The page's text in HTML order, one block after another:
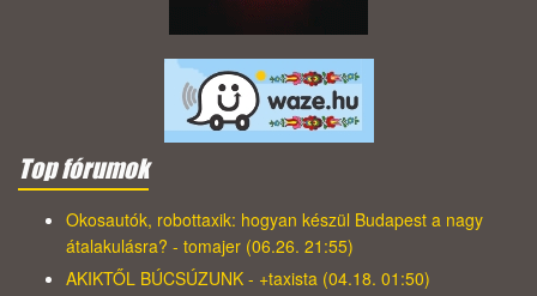
Top fórumok
Okosautók, robottaxik: hogyan készül Budapest a nagy
átalakulásra? - tomajer (06.26. 21:55)
AKIKTŐL BÚCSÚZUNK - +taxista (04.18. 01:50)